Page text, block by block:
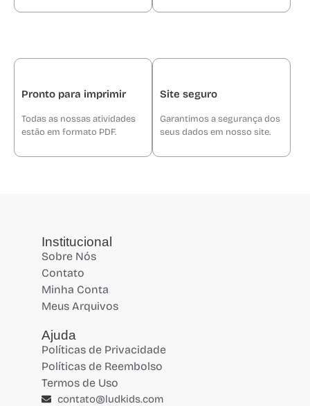
Pronto para imprimir
Todas as nossas atividades
estão em formato PDF.
Site seguro
Garantimos a segurança dos
seus dados em nosso site.
Institucional
Sobre Nós
Contato
Minha Conta
Meus Arquivos
Ajuda
Políticas de Privacidade
Políticas de Reembolso
Termos de Uso
contato@ludkids.com